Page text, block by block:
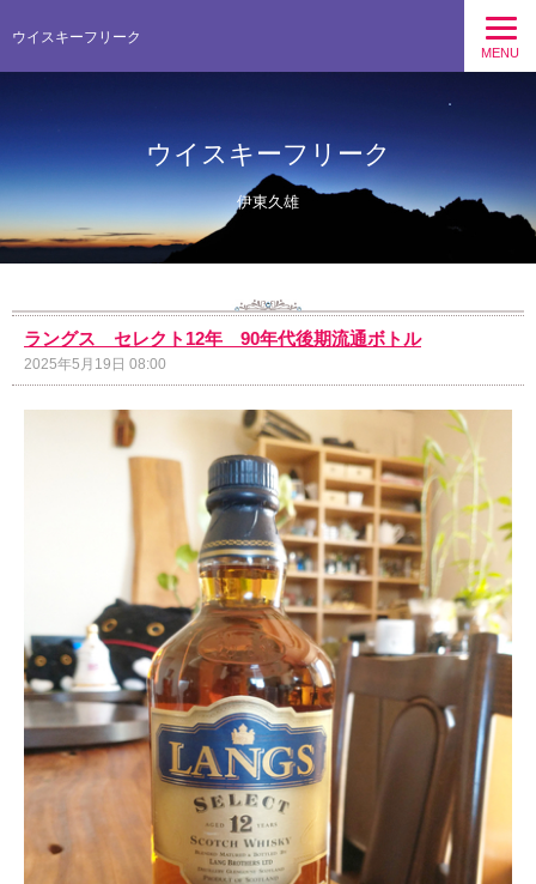
ウイスキーフリーク
MENU
ウイスキーフリーク
伊東久雄
ラングス セレクト12年 90年代後期流通ボトル
2025年5月19日 08:00